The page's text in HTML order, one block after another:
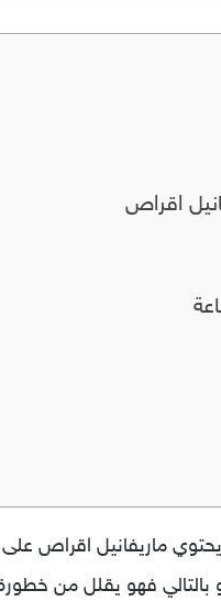
اقراص
ماريفانيل اقراص على
فهو يقلل من خطورة